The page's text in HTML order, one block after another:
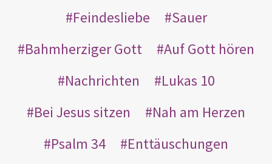
Feindesliebe
Sauer
Bahmherziger Gott
Auf Gott hören
Nachrichten
Lukas 10
Bei Jesus sitzen
Nah am Herzen
Psalm 34
Enttäuschungen